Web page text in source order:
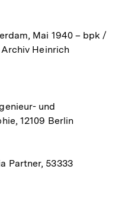
Mai 1940 – bpk /
Heinrich
und
12109 Berlin
Partner, 53333